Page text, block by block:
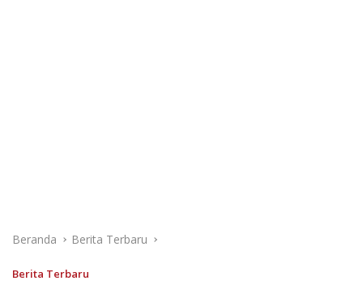
Beranda Berita Terbaru
Berita Terbaru